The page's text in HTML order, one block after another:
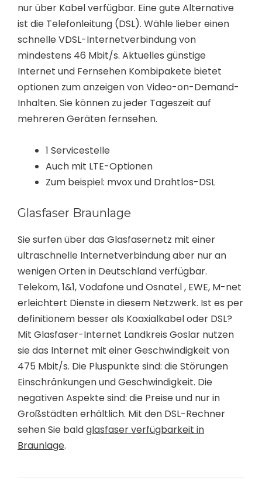
nur über Kabel verfügbar. Eine gute Alternative
ist die Telefonleitung (DSL). Wähle lieber einen
schnelle VDSL-Internetverbindung von
mindestens 46 Mbit/s. Aktuelles günstige
Internet und Fernsehen Kombipakete bietet
optionen zum anzeigen von Video-on-Demand-
Inhalten. Sie können zu jeder Tageszeit auf
mehreren Geräten fernsehen.
1 Servicestelle
Auch mit LTE-Optionen
Zum beispiel: mvox und Drahtlos-DSL
Glasfaser Braunlage
Sie surfen über das Glasfasernetz mit einer
ultraschnelle Internetverbindung aber nur an
wenigen Orten in Deutschland verfügbar.
Telekom, 1&1, Vodafone und Osnatel , EWE, M-net
erleichtert Dienste in diesem Netzwerk. Ist es per
definitionem besser als Koaxialkabel oder DSL?
Mit Glasfaser-Internet Landkreis Goslar nutzen
sie das Internet mit einer Geschwindigkeit von
475 Mbit/s. Die Pluspunkte sind: die Störungen
Einschränkungen und Geschwindigkeit. Die
negativen Aspekte sind: die Preise und nur in
Großstädten erhältlich. Mit den DSL-Rechner
sehen Sie baldglasfaser verfügbarkeit in
Braunlage.